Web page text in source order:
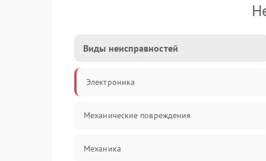
Виды неисправностей
Электроника
Механические повреждения
Механика